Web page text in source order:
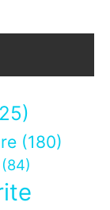
(180)
(84)